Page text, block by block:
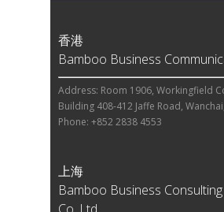
香港
Bamboo Business
Address: Room 1906, Workingfield
Building 408-412 Jaffe Road,
Phone: +852 2838 4553
上海
Bamboo Business